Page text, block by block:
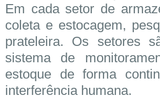
Em cada setor de
coleta e estocagem,
prateleira. Os setores
sistema de
estoque de forma
interferência humana.